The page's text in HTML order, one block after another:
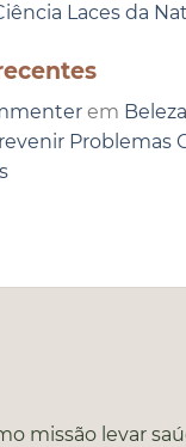
Laces da
em
Problemas
missão levar